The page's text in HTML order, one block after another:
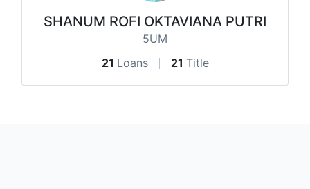
SHANUM ROFI OKTAVIANA PUTRI
5UM
21 Loans 21 Title